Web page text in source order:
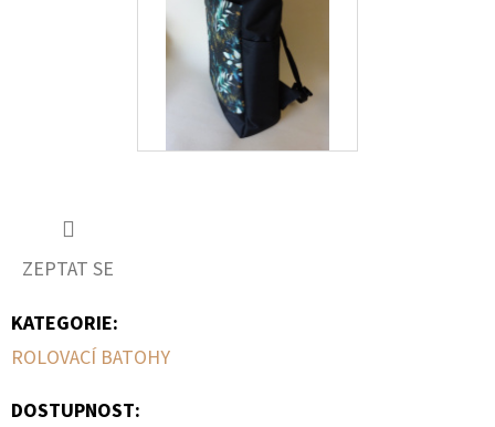
ZEPTAT SE
KATEGORIE:
ROLOVACÍ BATOHY
DOSTUPNOST: